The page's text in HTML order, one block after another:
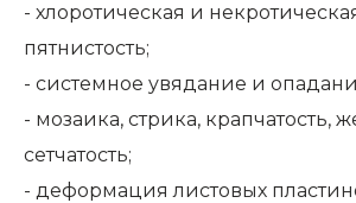
- хлоротическая и
пятнистость;
- системное увядание и
- мозаика, стрика, крапчатость,
сетчатость;
- деформация листовых